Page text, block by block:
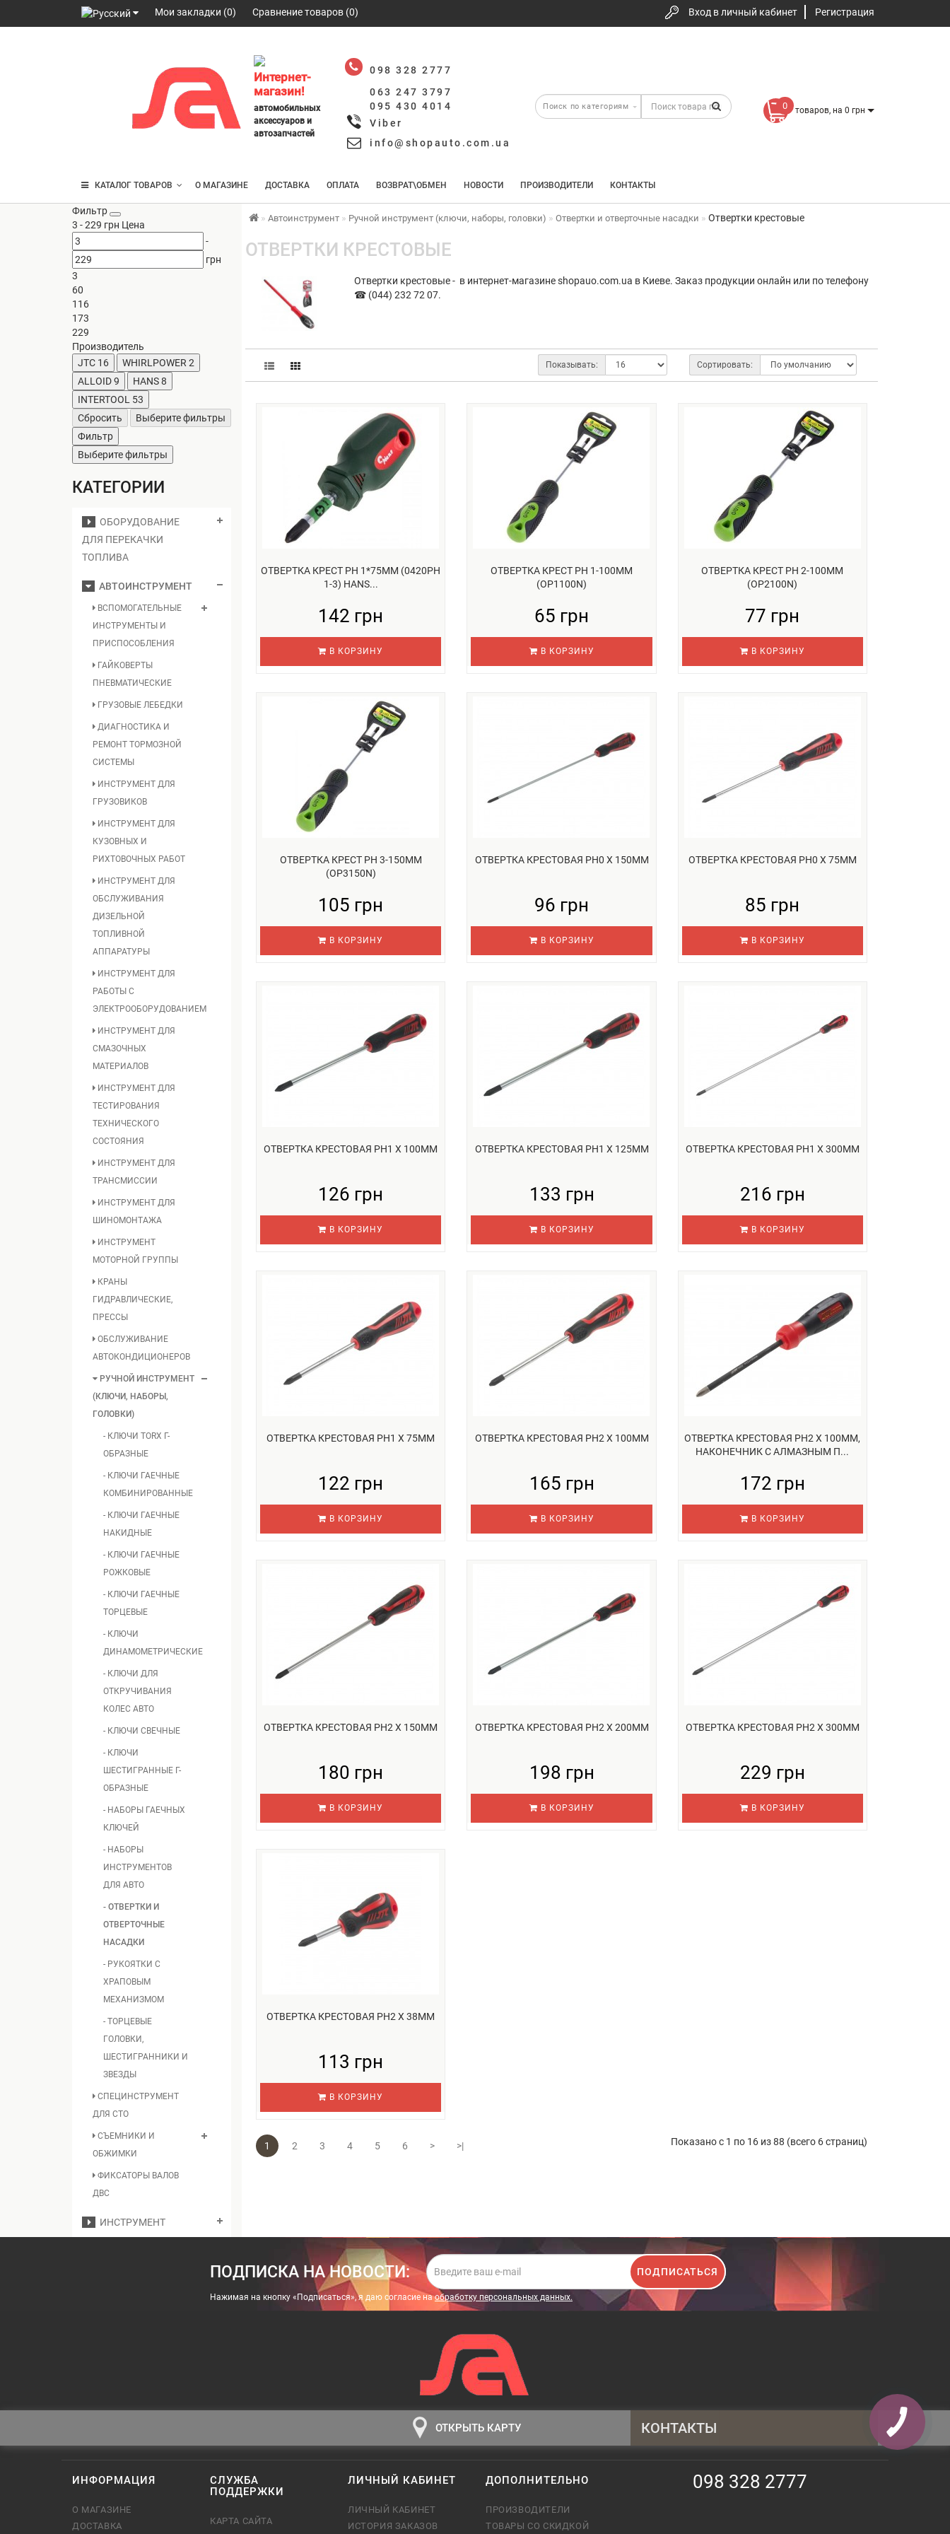
Мои закладки (0) Сравнение товаров (0) Вход в личный кабинет Регистрация
Интернет-
магазин!
автомобильных
аксессуаров и
автозапчастей
098 328 2777
063 247 3797
095 430 4014
Viber
info@shopauto.com.ua
0 товаров, на 0 грн
КАТАЛОГ ТОВАРОВ О МАГАЗИНЕ ДОСТАВКА ОПЛАТА ВОЗВРАТ\ОБМЕН НОВОСТИ ПРОИЗВОДИТЕЛИ КОНТАКТЫ
Фильтр
3 -229 грн Цена
-
грн
3
60
116
173
229
Производитель
JTC 16 WHIRLPOWER 2
ALLOID9 HANS8
INTERTOOL 53
Сбросить
Выберите фильтры
Фильтр
Выберите фильтры
КАТЕГОРИИ
ОБОРУДОВАНИЕ
ДЛЯ ПЕРЕКАЧКИ
ТОПЛИВА
АВТОИНСТРУМЕНТ
ВСПОМОГАТЕЛЬНЫЕ
ИНСТРУМЕНТЫ И
ПРИСПОСОБЛЕНИЯ
ГАЙКОВЕРТЫ
ПНЕВМАТИЧЕСКИЕ
ГРУЗОВЫЕ ЛЕБЕДКИ
ДИАГНОСТИКА И
РЕМОНТ ТОРМОЗНОЙ
СИСТЕМЫ
ИНСТРУМЕНТ ДЛЯ
ГРУЗОВИКОВ
ИНСТРУМЕНТ ДЛЯ
КУЗОВНЫХ И
РИХТОВОЧНЫХ РАБОТ
ИНСТРУМЕНТ ДЛЯ
ОБСЛУЖИВАНИЯ
ДИЗЕЛЬНОЙ
ТОПЛИВНОЙ
АППАРАТУРЫ
ИНСТРУМЕНТ ДЛЯ
РАБОТЫ С
ЭЛЕКТРООБОРУДОВАНИЕМ
ИНСТРУМЕНТ ДЛЯ
СМАЗОЧНЫХ
МАТЕРИАЛОВ
ИНСТРУМЕНТ ДЛЯ
ТЕСТИРОВАНИЯ
ТЕХНИЧЕСКОГО
СОСТОЯНИЯ
ИНСТРУМЕНТ ДЛЯ
ТРАНСМИССИИ
ИНСТРУМЕНТ ДЛЯ
ШИНОМОНТАЖА
ИНСТРУМЕНТ
МОТОРНОЙ ГРУППЫ
КРАНЫ
ГИДРАВЛИЧЕСКИЕ,
ПРЕССЫ
ОБСЛУЖИВАНИЕ
АВТОКОНДИЦИОНЕРОВ
РУЧНОЙ ИНСТРУМЕНТ
(КЛЮЧИ, НАБОРЫ,
ГОЛОВКИ)
- КЛЮЧИ TORX Г-
ОБРАЗНЫЕ
- КЛЮЧИ ГАЕЧНЫЕ
КОМБИНИРОВАННЫЕ
- КЛЮЧИ ГАЕЧНЫЕ
НАКИДНЫЕ
- КЛЮЧИ ГАЕЧНЫЕ
РОЖКОВЫЕ
- КЛЮЧИ ГАЕЧНЫЕ
ТОРЦЕВЫЕ
- КЛЮЧИ
ДИНАМОМЕТРИЧЕСКИЕ
- КЛЮЧИ ДЛЯ
ОТКРУЧИВАНИЯ
КОЛЕС АВТО
- КЛЮЧИ СВЕЧНЫЕ
- КЛЮЧИ
ШЕСТИГРАННЫЕ Г-
ОБРАЗНЫЕ
- НАБОРЫ ГАЕЧНЫХ
КЛЮЧЕЙ
- НАБОРЫ
ИНСТРУМЕНТОВ
ДЛЯ АВТО
- ОТВЕРТКИ И
ОТВЕРТОЧНЫЕ
НАСАДКИ
- РУКОЯТКИ С
ХРАПОВЫМ
МЕХАНИЗМОМ
- ТОРЦЕВЫЕ
ГОЛОВКИ,
ШЕСТИГРАННИКИ И
ЗВЕЗДЫ
СПЕЦИНСТРУМЕНТ
ДЛЯ СТО
СЪЕМНИКИ И
ОБЖИМКИ
ФИКСАТОРЫ ВАЛОВ
ДВС
ИНСТРУМЕНТ
Автоинструмент Ручной инструмент (ключи, наборы, головки) Отвертки и отверточные насадки Отвертки крестовые
ОТВЕРТКИ КРЕСТОВЫЕ
Отвертки крестовые - в интернет-магазине shopauo.com.ua в Киеве. Заказ продукции онлайн или по телефону
☎ (044) 232 72 07.
Сортировать:
Показывать:
ОТВЕРТКА КРЕСТ РН 1*75ММ (0420PH
1-3) HANS...
142 грн
В КОРЗИНУ
ОТВЕРТКА КРЕСТ РН 1-100ММ
(OP1100N)
65 грн
В КОРЗИНУ
ОТВЕРТКА КРЕСТ РН 2-100ММ
(OP2100N)
77 грн
В КОРЗИНУ
ОТВЕРТКА КРЕСТ РН 3-150ММ
(OP3150N)
105 грн
В КОРЗИНУ
ОТВЕРТКА КРЕСТОВАЯ PH0 Х 150ММ
96 грн
В КОРЗИНУ
ОТВЕРТКА КРЕСТОВАЯ PH0 Х 75ММ
85 грн
В КОРЗИНУ
ОТВЕРТКА КРЕСТОВАЯ PH1 Х 100ММ
126 грн
В КОРЗИНУ
ОТВЕРТКА КРЕСТОВАЯ PH1 Х 125ММ
133 грн
В КОРЗИНУ
ОТВЕРТКА КРЕСТОВАЯ PH1 Х 300ММ
216 грн
В КОРЗИНУ
ОТВЕРТКА КРЕСТОВАЯ PH1 Х 75ММ
122 грн
В КОРЗИНУ
ОТВЕРТКА КРЕСТОВАЯ PH2 Х 100ММ
165 грн
В КОРЗИНУ
ОТВЕРТКА КРЕСТОВАЯ PH2 Х 100ММ,
НАКОНЕЧНИК С АЛМАЗНЫМ П...
172 грн
В КОРЗИНУ
ОТВЕРТКА КРЕСТОВАЯ PH2 Х 150ММ
180 грн
В КОРЗИНУ
ОТВЕРТКА КРЕСТОВАЯ PH2 Х 200ММ
198 грн
В КОРЗИНУ
ОТВЕРТКА КРЕСТОВАЯ PH2 Х 300ММ
229 грн
В КОРЗИНУ
ОТВЕРТКА КРЕСТОВАЯ PH2 Х 38ММ
113 грн
В КОРЗИНУ
1 2 3 4 5 6 > >| Показано с 1 по 16 из 88 (всего 6 страниц)
ПОДПИСКА НА НОВОСТИ: ПОДПИСАТЬСЯ
Нажимая на кнопку «Подписаться», я даю cогласие наобработку персональных данных.
ОТКРЫТЬ КАРТУ КОНТАКТЫ
098 328 2777
ИНФОРМАЦИЯ
О МАГАЗИНЕ
ДОСТАВКА
СЛУЖБА
ПОДДЕРЖКИ
КАРТА САЙТА
ЛИЧНЫЙ КАБИНЕТ
ЛИЧНЫЙ КАБИНЕТ
ИСТОРИЯ ЗАКАЗОВ
ДОПОЛНИТЕЛЬНО
ПРОИЗВОДИТЕЛИ
ТОВАРЫ СО СКИДКОЙ
098 328 2777